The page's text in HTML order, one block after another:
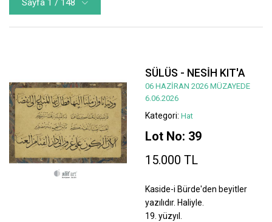
Sayfa 1 / 148
SÜLÜS - NESİH KIT'A
06 HAZİRAN 2026 MÜZAYEDE
6.06.2026
Kategori: Hat
Lot No: 39
15.000 TL
Kaside-i Bürde'den beyitler
yazılıdır. Haliyle.
19. yüzyıl.